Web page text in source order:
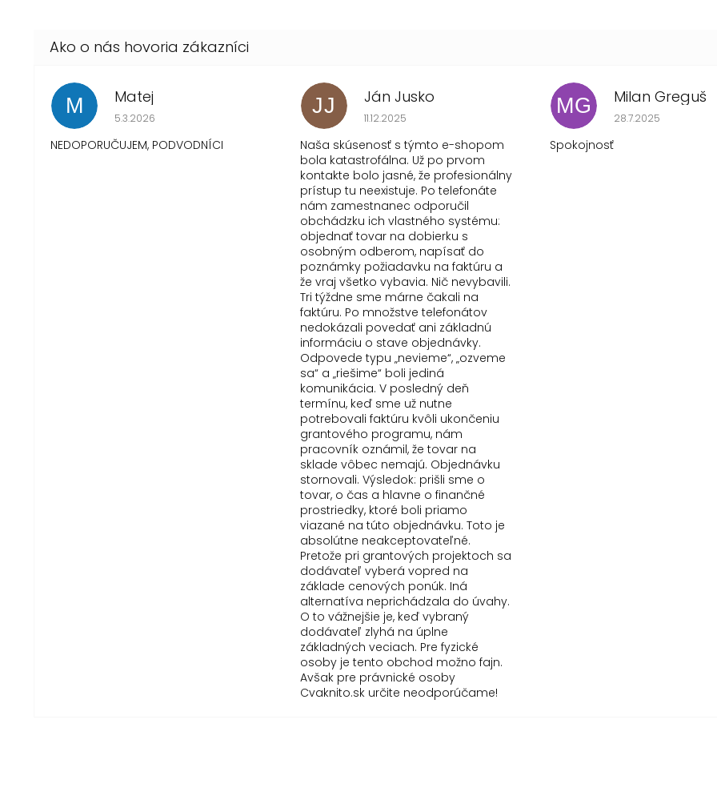
M Matej
Hodnotenie obchodu je 1 z 5 hviezdičiek.
5.3.2026
NEDOPORUČUJEM, PODVODNÍCI
JJ Ján Jusko
Hodnotenie obchodu je 1 z 5 hviezdičiek.
11.12.2025
Naša skúsenosť s týmto e-shopom
bola katastrofálna. Už po prvom
kontakte bolo jasné, že profesionálny
prístup tu neexistuje. Po telefonáte
nám zamestnanec odporučil
obchádzku ich vlastného systému:
objednať tovar na dobierku s
osobným odberom, napísať do
poznámky požiadavku na faktúru a
že vraj všetko vybavia. Nič nevybavili.
Tri týždne sme márne čakali na
faktúru. Po množstve telefonátov
nedokázali povedať ani základnú
informáciu o stave objednávky.
Odpovede typu „nevieme“, „ozveme
sa“ a „riešime“ boli jediná
komunikácia. V posledný deň
termínu, keď sme už nutne
potrebovali faktúru kvôli ukončeniu
grantového programu, nám
pracovník oznámil, že tovar na
sklade vôbec nemajú. Objednávku
stornovali. Výsledok: prišli sme o
tovar, o čas a hlavne o finančné
prostriedky, ktoré boli priamo
viazané na túto objednávku. Toto je
absolútne neakceptovateľné.
Pretože pri grantových projektoch sa
dodávateľ vyberá vopred na
základe cenových ponúk. Iná
alternatíva neprichádzala do úvahy.
O to vážnejšie je, keď vybraný
dodávateľ zlyhá na úplne
základných veciach. Pre fyzické
osoby je tento obchod možno fajn.
Avšak pre právnické osoby
Cvaknito.sk určite neodporúčame!
MG Milan Greguš
Hodnotenie
28.7.2025
Spokojnosť